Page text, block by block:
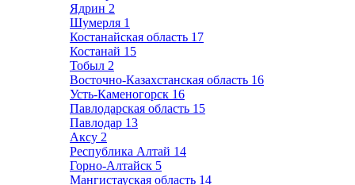
Ядрин 2
Шумерля 1
Костанайская область 17
Костанай 15
Тобыл 2
Восточно-Казахстанская область 16
Усть-Каменогорск 16
Павлодарская область 15
Павлодар 13
Аксу 2
Республика Алтай 14
Горно-Алтайск 5
Мангистауская область 14